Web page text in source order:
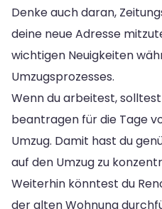
Denke auch daran,
deine neue Adresse
wichtigen Neuigkeiten
Umzugsprozesses.
Wenn du arbeitest,
beantragen für die Tage
Umzug. Damit hast du
auf den Umzug zu
Weiterhin könntest du
der alten Wohnung